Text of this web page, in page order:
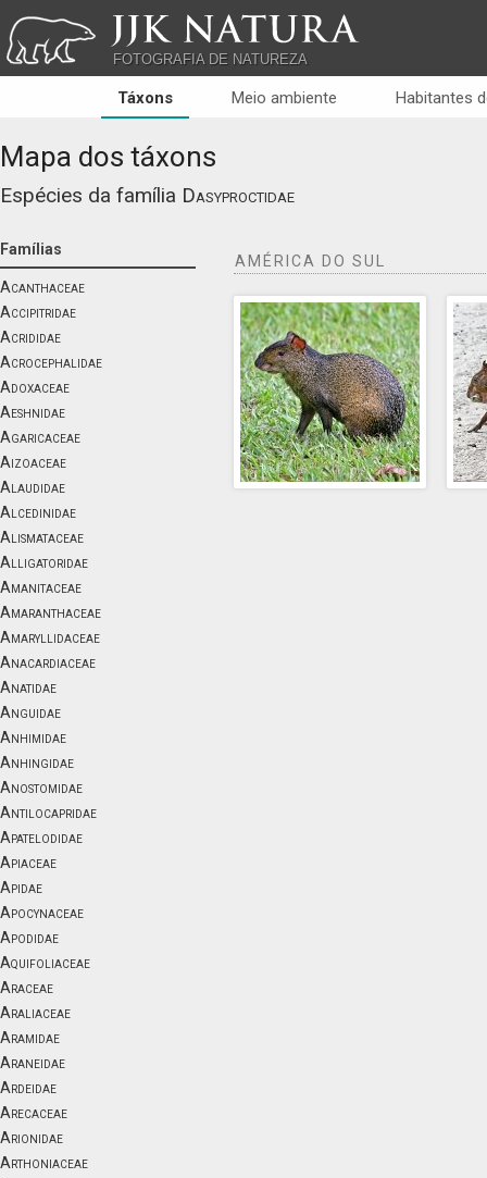
JJK NATURA
FOTOGRAFIA DE NATUREZA
Táxons Meio ambiente Habitantes
Mapa dos táxons
Espécies da família Dasyproctidae
Famílias
Acanthaceae
Accipitridae
Acrididae
Acrocephalidae
Adoxaceae
Aeshnidae
Agaricaceae
Aizoaceae
Alaudidae
Alcedinidae
Alismataceae
Alligatoridae
Amanitaceae
Amaranthaceae
Amaryllidaceae
Anacardiaceae
Anatidae
Anguidae
Anhimidae
Anhingidae
Anostomidae
Antilocapridae
Apatelodidae
Apiaceae
Apidae
Apocynaceae
Apodidae
Aquifoliaceae
Araceae
Araliaceae
Aramidae
Araneidae
Ardeidae
Arecaceae
Arionidae
Arthoniaceae
AMÉRICA DO SUL